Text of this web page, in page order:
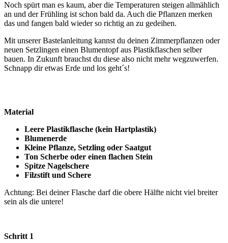
Noch spürt man es kaum, aber die Temperaturen steigen allmählich
an und der Frühling ist schon bald da. Auch die Pflanzen merken
das und fangen bald wieder so richtig an zu gedeihen.
Mit unserer Bastelanleitung kannst du deinen Zimmerpflanzen oder
neuen Setzlingen einen Blumentopf aus Plastikflaschen selber
bauen. In Zukunft brauchst du diese also nicht mehr wegzuwerfen.
Schnapp dir etwas Erde und los geht´s!
Material
Leere Plastikflasche (kein Hartplastik)
Blumenerde
Kleine Pflanze, Setzling oder Saatgut
Ton Scherbe oder einen flachen Stein
Spitze Nagelschere
Filzstift und Schere
Achtung: Bei deiner Flasche darf die obere Hälfte nicht viel breiter
sein als die untere!
Schritt 1